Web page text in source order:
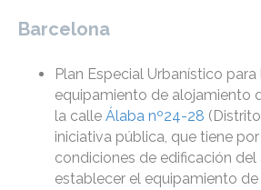
Barcelona
Plan Especial Urbanístico
equipamiento de alojamiento
la calle Álaba nº24-28
iniciativa pública, que tiene
condiciones de edificación
establecer el equipamiento